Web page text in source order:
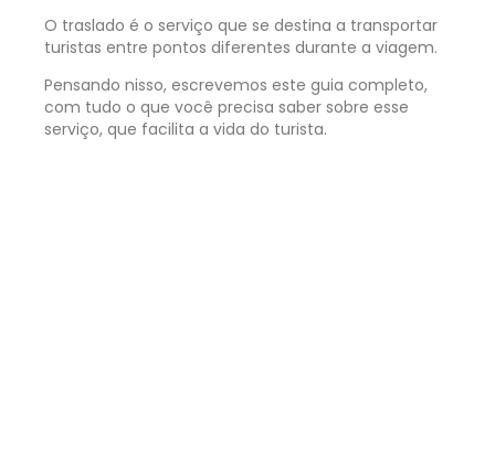
O traslado é o serviço que se destina a transportar
turistas entre pontos diferentes durante a viagem.
Pensando nisso, escrevemos este guia completo,
com tudo o que você precisa saber sobre esse
serviço, que facilita a vida do turista.